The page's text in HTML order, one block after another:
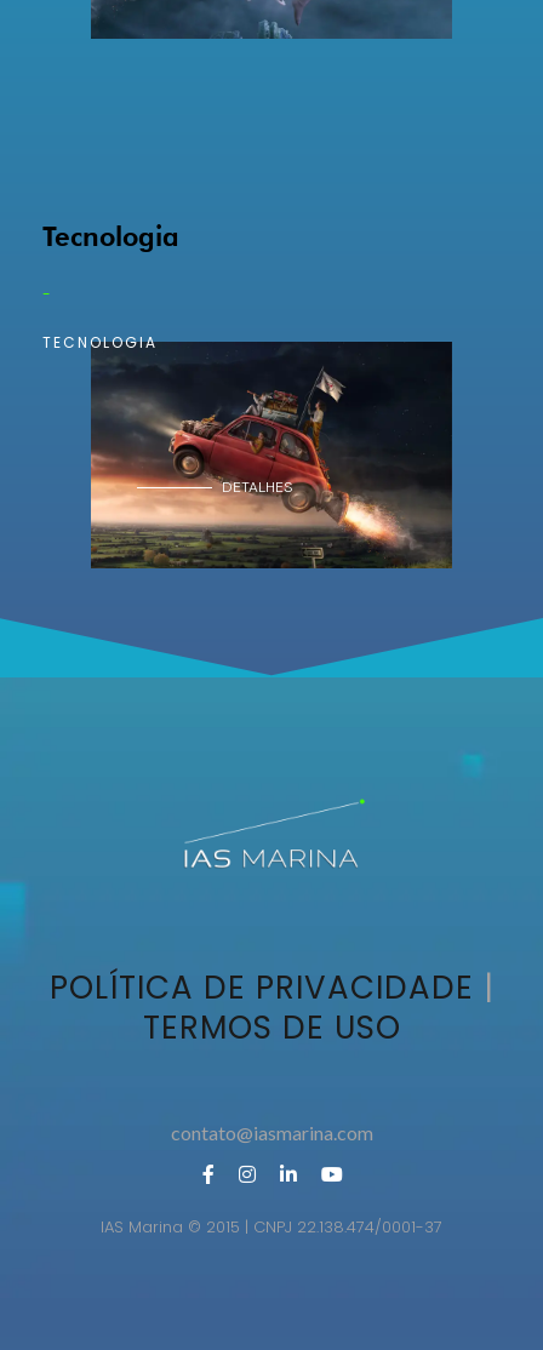
DETALHES
Tecnologia
-
TECNOLOGIA
POLÍTICA DE PRIVACIDADE |
TERMOS DE USO
contato@iasmarina.com
IAS Marina © 2015 | CNPJ 22.138.474/0001-37